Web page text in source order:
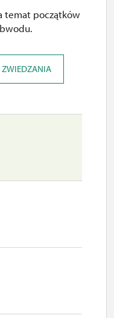
temat początków
ZWIEDZANIA